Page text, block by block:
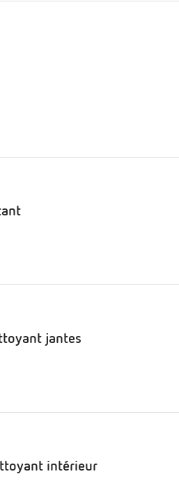
jantes
intérieur